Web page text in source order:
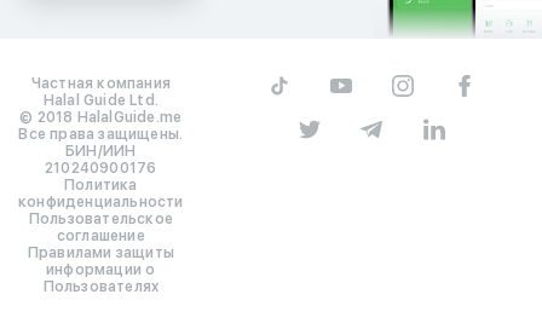
Частная компания
Halal Guide Ltd.
© 2018 HalalGuide.me
Все права защищены.
БИН/ИИН
210240900176
Политика
конфиденциальности
Пользовательское
соглашение
Правилами защиты
информации о
Пользователях